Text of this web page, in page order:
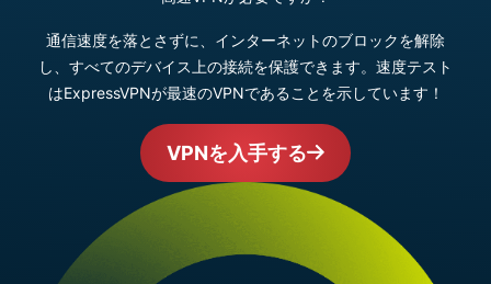
通信速度を落とさずに、インターネットのブロックを解除
し、すべてのデバイス上の接続を保護できます。速度テスト
はExpressVPNが最速のVPNであることを示しています！
VPNを入手する